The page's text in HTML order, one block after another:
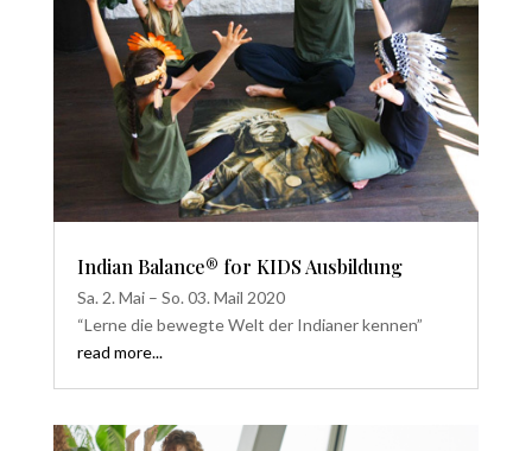
Indian Balance® for KIDS Ausbildung
Sa. 2. Mai – So. 03. Mail 2020
“Lerne die bewegte Welt der Indianer kennen”
read more...